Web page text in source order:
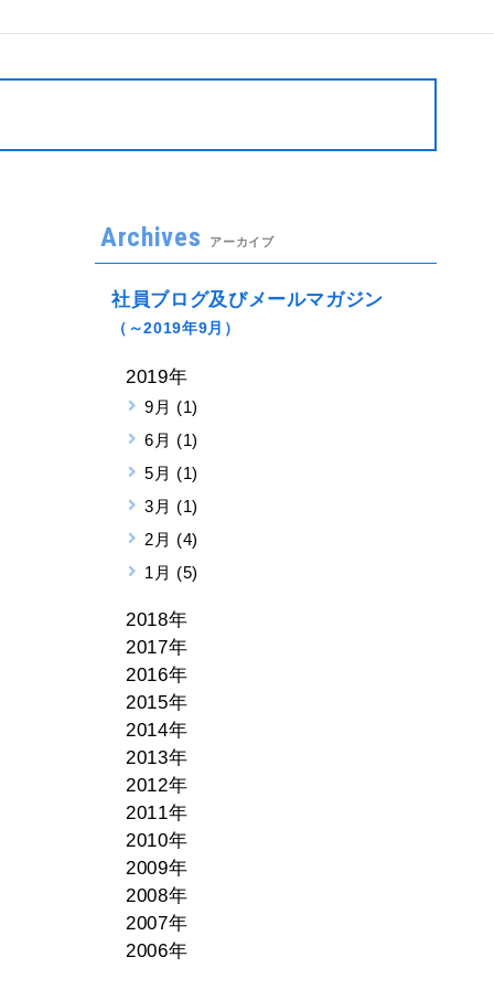
Archives アーカイブ
社員ブログ及びメールマガジン
（～2019年9月）
2019年
9月 (1)
6月 (1)
5月 (1)
3月 (1)
2月 (4)
1月 (5)
2018年
2017年
2016年
2015年
2014年
2013年
2012年
2011年
2010年
2009年
2008年
2007年
2006年